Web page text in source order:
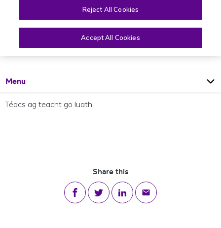
OpenPage
Menu
Téacs ag teacht go luath.
Share this
Share on Facebook
Share on Twitter
Share on LinkedIn
Share via email
Reject All Cookies
Accept All Cookies